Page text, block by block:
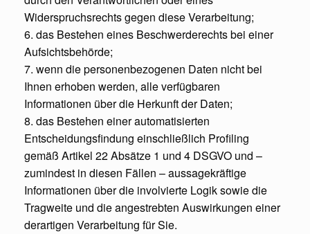
Widerspruchsrechts gegen diese Verarbeitung;
6. das Bestehen eines Beschwerderechts bei einer
Aufsichtsbehörde;
7. wenn die personenbezogenen Daten nicht bei
Ihnen erhoben werden, alle verfügbaren
Informationen über die Herkunft der Daten;
8. das Bestehen einer automatisierten
Entscheidungsfindung einschließlich Profiling
gemäß Artikel 22 Absätze 1 und 4 DSGVO und –
zumindest in diesen Fällen – aussagekräftige
Informationen über die involvierte Logik sowie die
Tragweite und die angestrebten Auswirkungen einer
derartigen Verarbeitung für Sie.